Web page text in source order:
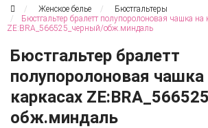
Женское белье
Бюстгальтеры
Бюстгальтер бралетт полупоролоновая чашка на
ZE:BRA_566525_черный/обж.миндаль
Бюстгальтер бралетт
полупоролоновая чашка
каркасах
обж.миндаль